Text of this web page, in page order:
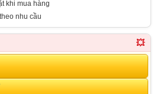
khi mua hàng
nhu cầu
💥